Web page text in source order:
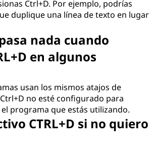
Ctrl+D. Por ejemplo, podrías
duplique una línea de texto en lugar
nada cuando
en algunos
usan los mismos atajos de
no esté configurado para
programa que estás utilizando.
CTRL+D si no quiero